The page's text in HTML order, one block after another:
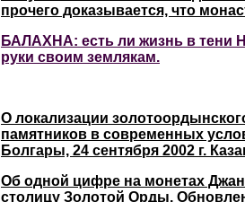
прочего доказывается, что
БАЛАХНА: есть ли жизнь в тени
руки своим землякам.
О локализации
памятников в современных
Болгары, 24 сентября 2002 г.
Об одной цифре на монетах
столицу Золотой Орды.